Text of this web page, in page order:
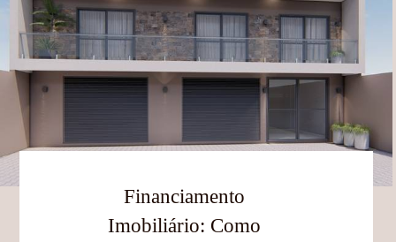
Financiamento
Imobiliário: Como